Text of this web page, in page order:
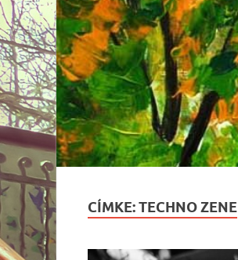
CÍMKE:TECHNO ZENE